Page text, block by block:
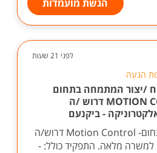
הגשת מועמדות
לפני 21 שעות
הנעה
/יצור המתמחה בתחום
ה-MOTION CONTROL דרוש /ה
- ביקנעם
לחברת פיתוח וייצור בתחום- Motion Control דרוש/ה
למשרה מלאה. התפקיד כולל: -